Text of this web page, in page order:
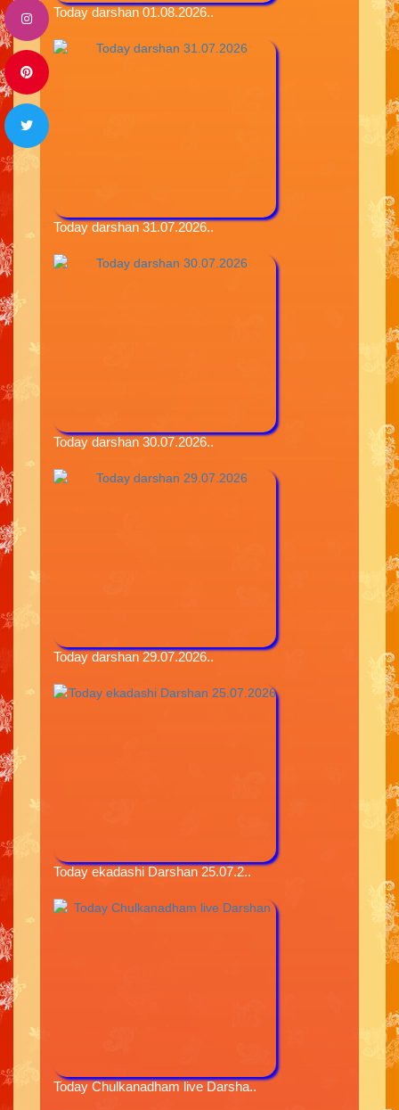
Today darshan 01.08.2026..
Today darshan 31.07.2026..
Today darshan 30.07.2026..
Today darshan 29.07.2026..
Today ekadashi Darshan 25.07.2..
Today Chulkanadham live Darsha..